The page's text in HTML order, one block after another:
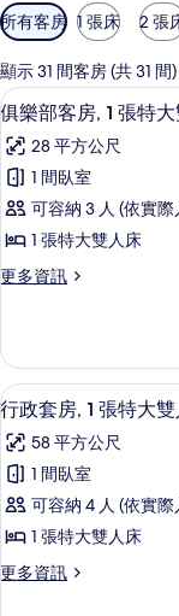
可
用
的
客
房
篩
選
條
所有客房 1 張床 2 張
顯示 31 間客房 (共 31 間)
顯
示
俱
樂
部
房,
張
特
大
雙
人
床
的
所
11
俱樂部客房, 1 張特
28 平方公尺
1 間臥室
可容納 3 人 (依實
1 張特大雙人床
更多資訊
更
部
客
房,
1
張
特
大
雙
人
的
顯
示
行
政
套
1
5
行政套房, 1 張特大
58 平方公尺
1 間臥室
可容納 4 人 (依實
1 張特大雙人床
更多資訊
更